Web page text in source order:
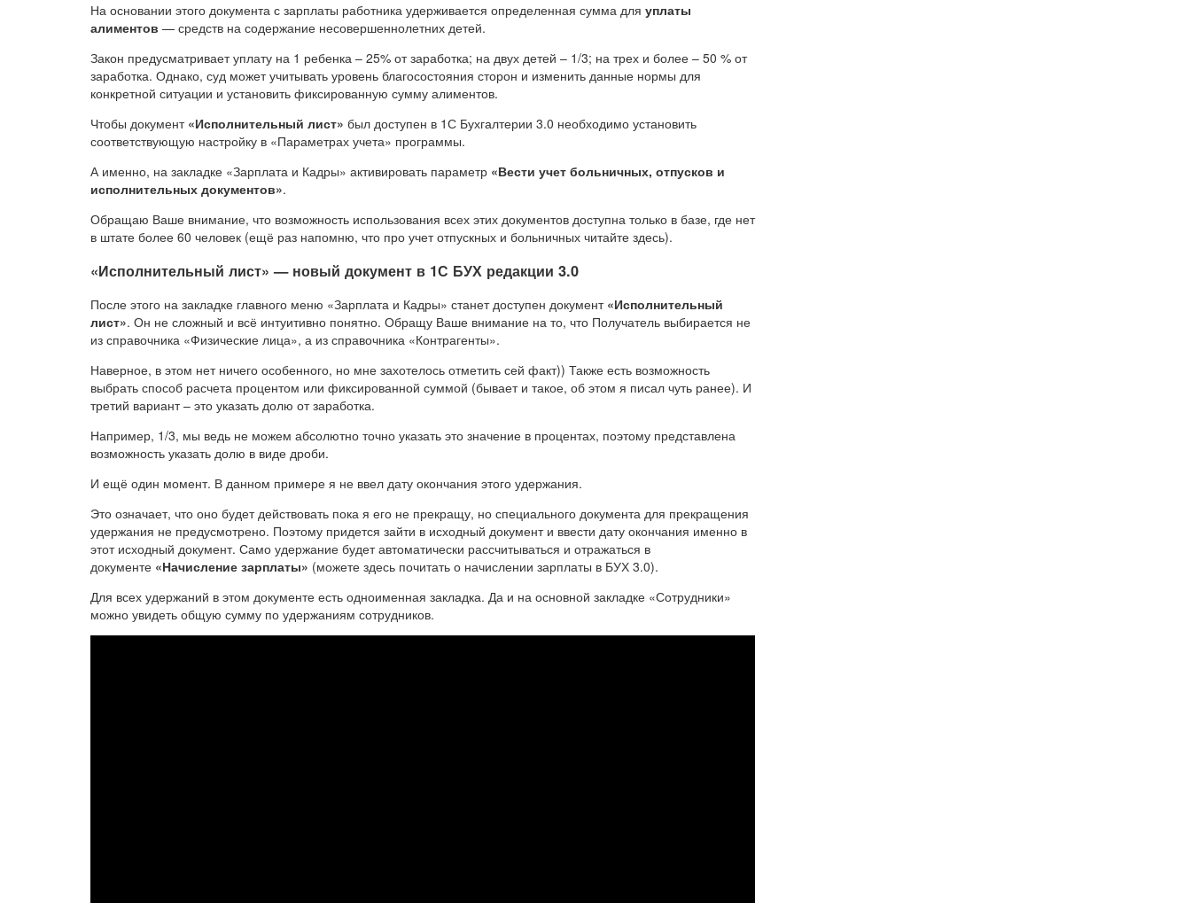
На основании этого документа с зарплаты работника удерживается определенная сумма для уплаты
алиментов — средств на содержание несовершеннолетних детей.
Закон предусматривает уплату на 1 ребенка – 25% от заработка; на двух детей – 1/3; на трех и более – 50 % от
заработка. Однако, суд может учитывать уровень благосостояния сторон и изменить данные нормы для
конкретной ситуации и установить фиксированную сумму алиментов.
Чтобы документ «Исполнительный лист» был доступен в 1С Бухгалтерии 3.0 необходимо установить
соответствующую настройку в «Параметрах учета» программы.
А именно, на закладке «Зарплата и Кадры» активировать параметр «Вести учет больничных, отпусков и
исполнительных документов».
Обращаю Ваше внимание, что возможность использования всех этих документов доступна только в базе, где нет
в штате более 60 человек (ещё раз напомню, что про учет отпускных и больничных читайте здесь).
«Исполнительный лист» — новый документ в 1С БУХ редакции 3.0
После этого на закладке главного меню «Зарплата и Кадры» станет доступен документ «Исполнительный
лист». Он не сложный и всё интуитивно понятно. Обращу Ваше внимание на то, что Получатель выбирается не
из справочника «Физические лица», а из справочника «Контрагенты».
Наверное, в этом нет ничего особенного, но мне захотелось отметить сей факт)) Также есть возможность
выбрать способ расчета процентом или фиксированной суммой (бывает и такое, об этом я писал чуть ранее). И
третий вариант – это указать долю от заработка.
Например, 1/3, мы ведь не можем абсолютно точно указать это значение в процентах, поэтому представлена
возможность указать долю в виде дроби.
И ещё один момент. В данном примере я не ввел дату окончания этого удержания.
Это означает, что оно будет действовать пока я его не прекращу, но специального документа для прекращения
удержания не предусмотрено. Поэтому придется зайти в исходный документ и ввести дату окончания именно в
этот исходный документ. Само удержание будет автоматически рассчитываться и отражаться в
документе «Начисление зарплаты» (можете здесь почитать о начислении зарплаты в БУХ 3.0).
Для всех удержаний в этом документе есть одноименная закладка. Да и на основной закладке «Сотрудники»
можно увидеть общую сумму по удержаниям сотрудников.